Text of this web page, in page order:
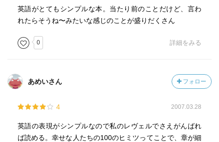
英語がとてもシンプルな本。当たり前のことだけど、言わ
れたらそうね〜みたいな感じのことが盛りだくさん
0 詳細をみる
あめいさん フォロー
4 2007.03.28
英語の表現がシンプルなので私のレヴェルでさえがんばれ
ば読める。幸せな人たちの100のヒミツってことで、章が細